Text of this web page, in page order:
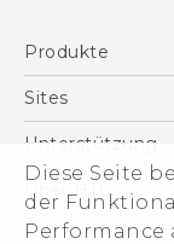
Diese Seite
der
Performance
English
Produkte
Smartphones
VIVE
Zubehör
Sites
HTC Dev
HTC Vive
Unterstützung
Unterstützung
eCommerce
Über HTC
ESG